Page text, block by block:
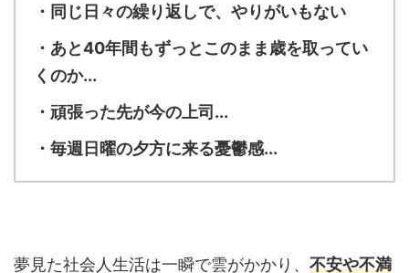
・同じ日々の繰り返しで、やりがいもない
・あと40年間もずっとこのまま歳を取ってい
くのか...
・頑張った先が今の上司...
・毎週日曜の夕方に来る憂鬱感...
夢見た社会人生活は一瞬で雲がかかり、 不安や不満